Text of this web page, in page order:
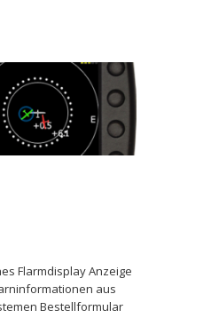
Flarmdisplay Anzeige
aus
Bestellformular